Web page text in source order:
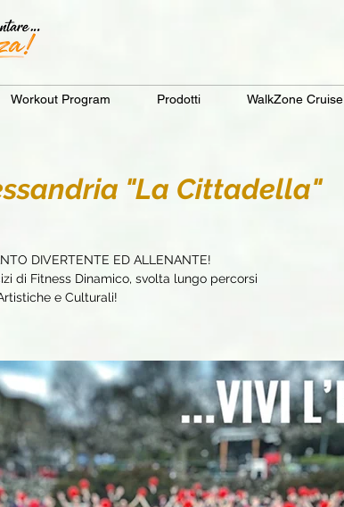
Workout Program Prodotti WalkZone Cruise
"La Cittadella"
DIVERTENTE ED ALLENANTE!
di Fitness Dinamico, svolta lungo percorsi
e Culturali!